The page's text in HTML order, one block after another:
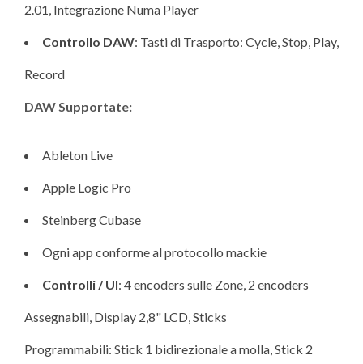
2.01, Integrazione Numa Player
Controllo DAW: Tasti di Trasporto: Cycle, Stop, Play,
Record
DAW Supportate:
Ableton Live
Apple Logic Pro
Steinberg Cubase
Ogni app conforme al protocollo mackie
Controlli / UI: 4 encoders sulle Zone, 2 encoders
Assegnabili, Display 2,8" LCD, Sticks
Programmabili: Stick 1 bidirezionale a molla, Stick 2